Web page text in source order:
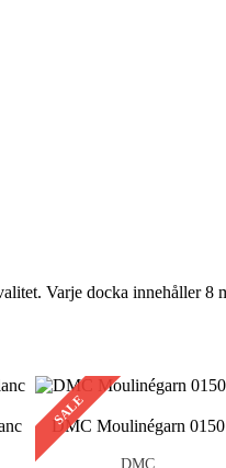
Varje docka innehåller 8
SALE
DMC Moulinégarn 0150
DMC